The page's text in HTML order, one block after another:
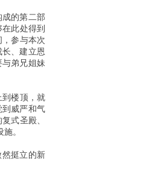
的第二部
此处得到
参与本次
、建立恩
弟兄姐妹
楼顶，就
威严和气
式圣殿、
。
挺立的新